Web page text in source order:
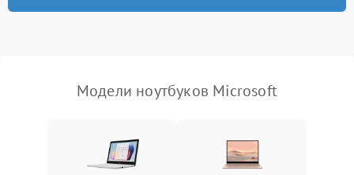
неисправности кулера
пропадание диска
оперативной памяти:
вылеты приложений,
синие экраны
Подробнее →
Модели ноутбуков Microsoft